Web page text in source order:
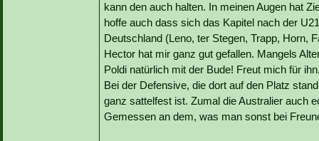
kann den auch halten. In meinen Augen hat
hoffe auch dass sich das Kapitel nach der
Deutschland (Leno, ter Stegen, Trapp, Horn,
Hector hat mir ganz gut gefallen. Mangels
Poldi natürlich mit der Bude! Freut mich für
Bei der Defensive, die dort auf den Platz
ganz sattelfest ist. Zumal die Australier auch
Gemessen an dem, was man sonst bei